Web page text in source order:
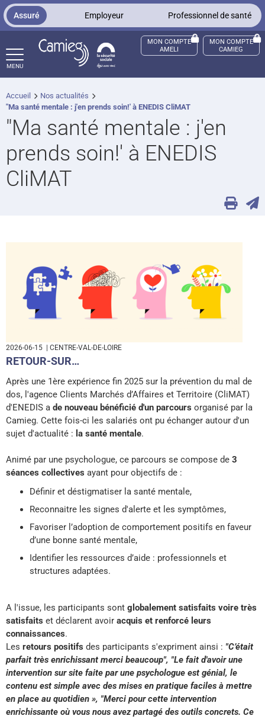
Panneau de gestion des cookies
Assuré Employeur Professionnel de santé
MENU
sourds et malentendants
MON COMPTE
AMELI
MON COMPTE
CAMIEG
Accueil
Nos actualités
"Ma santé mentale : j'en prends soin!' à ENEDIS CliMAT
"Ma santé mentale : j'en
prends soin!' à ENEDIS
CliMAT
2026-06-15 | CENTRE-VAL-DE-LOIRE
RETOUR-SUR…
Après une 1ère expérience fin 2025 sur la prévention du mal de
dos, l'agence Clients Marchés d’Affaires et Territoire (CliMAT)
d'ENEDIS a de nouveau bénéficié d'un parcours organisé par la
Camieg. Cette fois-ci les salariés ont pu échanger autour d'un
sujet d'actualité : la santé mentale.
Animé par une psychologue, ce parcours se compose de 3
séances collectives ayant pour objectifs de :
Définir et déstigmatiser la santé mentale,
Reconnaitre les signes d'alerte et les symptômes,
Favoriser l’adoption de comportement positifs en faveur
d’une bonne santé mentale,
Identifier les ressources d’aide : professionnels et
structures adaptées.
A l'issue, les participants sont globalement satisfaits voire très
satisfaits et déclarent avoir acquis et renforcé leurs
connaissances.
Les retours positifs des participants s'expriment ainsi : "C’était
parfait très enrichissant merci beaucoup", "Le fait d'avoir une
intervention sur site faite par une psychologue est génial, le
contenu est simple avec des mises en pratique faciles à mettre
en place au quotidien », "Merci pour cette intervention
enrichissante où vous nous avez partagé des outils concrets. Ce